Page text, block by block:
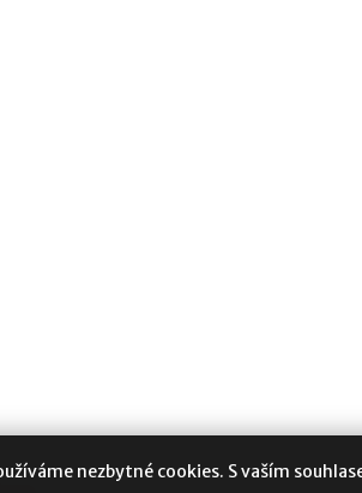
nezbytné cookies. S vaším